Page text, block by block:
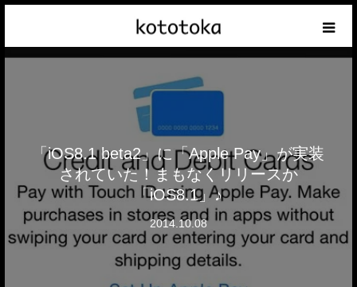
「iOS8.1 beta2」に「Apple Pay」が実装
されていた！まもなくリリースか
「iOS8.1」♪
2014.10.08
クレジットカードの話
iPhoneの話
その他の話
テーマリスト